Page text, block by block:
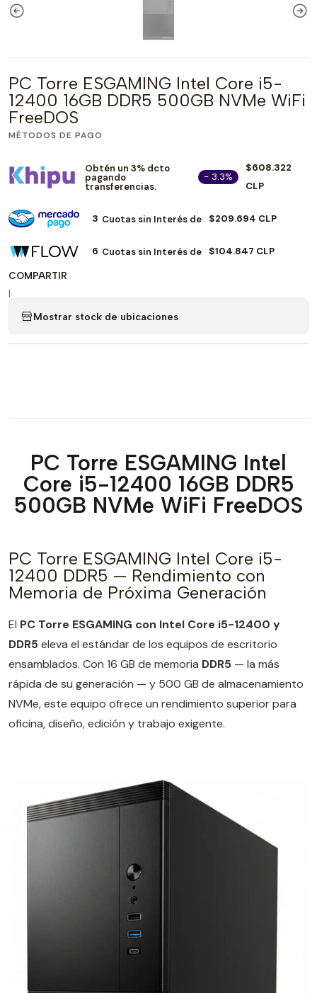
PC Torre ESGAMING Intel Core i5-
12400 16GB DDR5 500GB NVMe WiFi
FreeDOS
MÉTODOS DE PAGO
Obtén un 3% dcto
pagando
transferencias.
- 3.3%
$608.322
CLP
3 Cuotas sin Interés de $209.694 CLP
6 Cuotas sin Interés de $104.847 CLP
COMPARTIR
|
Mostrar stock de ubicaciones
PC Torre ESGAMING Intel
Core i5-12400 16GB DDR5
500GB NVMe WiFi FreeDOS
PC Torre ESGAMING Intel Core i5-
12400 DDR5 — Rendimiento con
Memoria de Próxima Generación
El PC Torre ESGAMING con Intel Core i5-12400 y
DDR5eleva el estándar de los equipos de escritorio
ensamblados. Con 16 GB de memoria DDR5 — la más
rápida de su generación — y 500 GB de almacenamiento
NVMe, este equipo ofrece un rendimiento superior para
oficina, diseño, edición y trabajo exigente.